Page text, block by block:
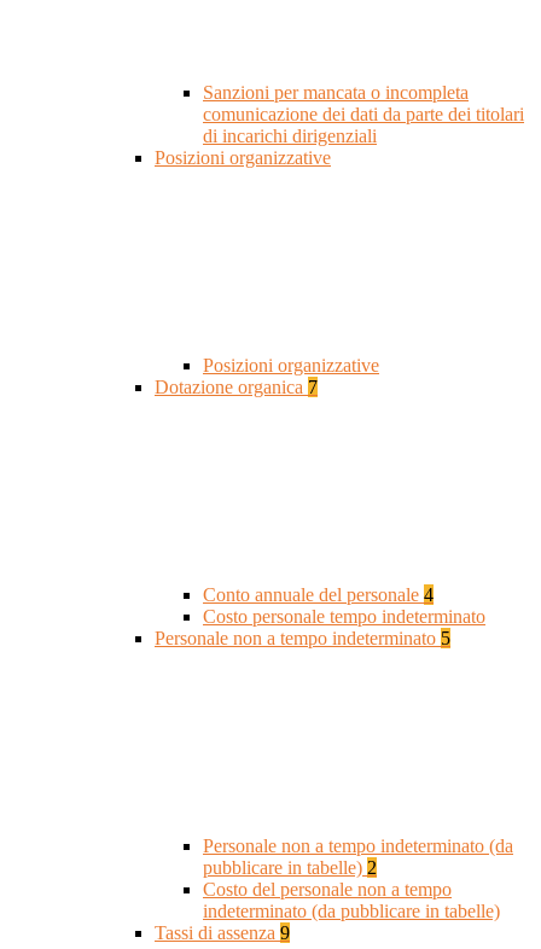
Sanzioni per mancata o incompleta
comunicazione dei dati da parte dei titolari
di incarichi dirigenziali
Posizioni organizzative
Posizioni organizzative
Dotazione organica 7
Conto annuale del personale 4
Costo personale tempo indeterminato
Personale non a tempo indeterminato 5
Personale non a tempo indeterminato (da
pubblicare in tabelle) 2
Costo del personale non a tempo
indeterminato (da pubblicare in tabelle)
Tassi di assenza 9